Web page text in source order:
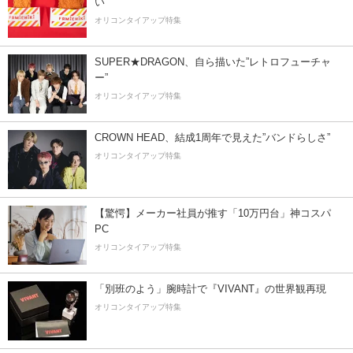
オリコンタイアップ特集
SUPER★DRAGON、自ら描いた”レトロフューチャ
ー”
オリコンタイアップ特集
CROWN HEAD、結成1周年で見えた”バンドらしさ”
オリコンタイアップ特集
【驚愕】メーカー社員が推す「10万円台」神コスパ
PC
オリコンタイアップ特集
「別班のよう」腕時計で『VIVANT』の世界観再現
オリコンタイアップ特集